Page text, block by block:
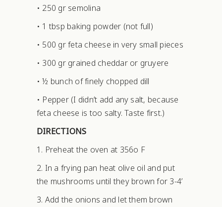
• 250 gr semolina
• 1 tbsp baking powder (not full)
• 500 gr feta cheese in very small pieces
• 300 gr grained cheddar or gruyere
• ½ bunch of finely chopped dill
• Pepper (I didn’t add any salt, because
feta cheese is too salty. Taste first.)
DIRECTIONS
1. Preheat the oven at 356ο F
2. In a frying pan heat olive oil and put
the mushrooms until they brown for 3-4’
3. Add the onions and let them brown